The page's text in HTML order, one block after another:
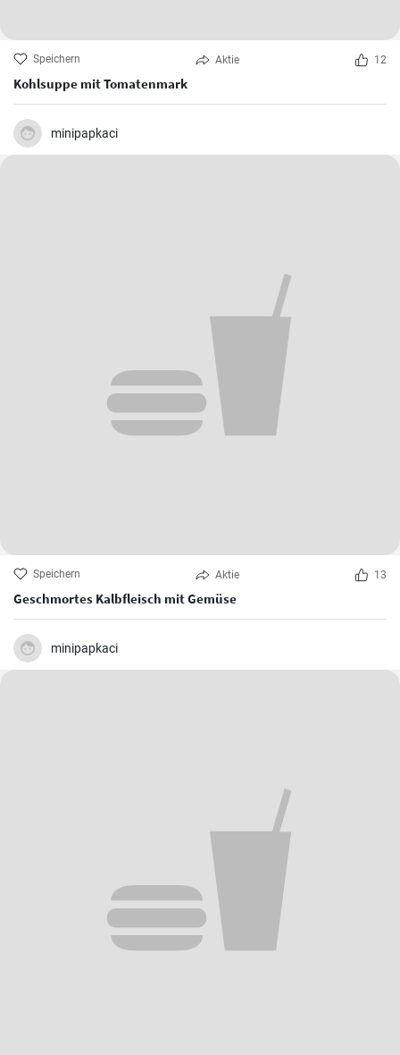
Speichern Aktie 12
Kohlsuppe mit Tomatenmark
minipapkaci
Speichern Aktie 13
Geschmortes Kalbfleisch mit Gemüse
minipapkaci